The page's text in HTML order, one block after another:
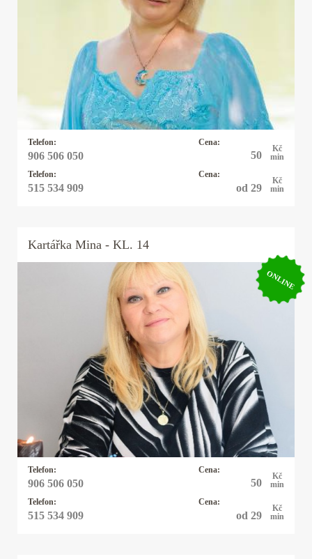
Telefon:
906 506 050
Cena:
50
Kč
min
Telefon:
515 534 909
Cena:
od 29
Kč
min
Já Anastázie jsem přišla na tento svět s darem
lásky k lidem. Již jako malá jsem vnímala
duchovní svět. Víly a andělé byli mými
kamarády. Později, kdy jsem začala viděla různé
souvislosti mezi nebem a zemí, vždy byli tito
duchovní průvodci se mnou.
Kartářka Mina - KL. 14
ONLINE
Telefon:
906 506 050
Cena:
50
Kč
min
Telefon:
515 534 909
Cena:
od 29
Kč
min
Kartářka Mina
Výkladem z karet se zabývám 20let a vykládám
karty Osho Zen Tarot. Tyto karty nevěští, ale
pojmenovávají pravdu přítomného okamžiku a
pouze nabízejí možnosti řešení daného
problému. Tím ponechávají člověku svobodnou
vůli, jak vše řešit. Občas používám kyvadlo
které vyrobila moje dcera.